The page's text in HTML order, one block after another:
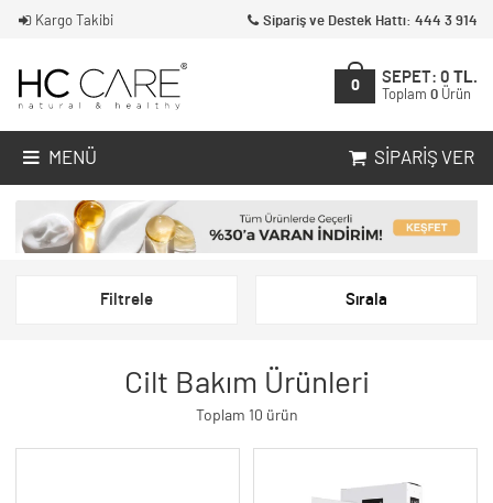
Kargo Takibi Sipariş ve Destek Hattı: 444 3 914
0
SEPET: 0 TL.
Toplam 0 Ürün
MENÜ SIPARIŞ VER
Filtrele Sırala
Cilt Bakım Ürünleri
Toplam 10 ürün